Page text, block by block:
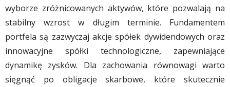
wyborze zróżnicowanych aktywów, które pozwalają na
stabilny wzrost w długim terminie. Fundamentem
portfela są zazwyczaj akcje spółek dywidendowych oraz
innowacyjne spółki technologiczne, zapewniające
dynamikę zysków. Dla zachowania równowagi warto
sięgnąć po obligacje skarbowe, które skutecznie